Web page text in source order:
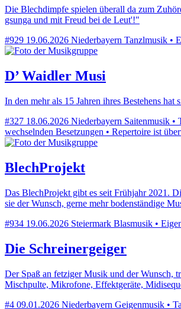
Die Blechdimpfe spielen überall da zum
gsunga und mit Freud bei de Leut'!"
#929 19.06.2026 Niederbayern Tanzlmusik •
D’ Waidler Musi
In den mehr als 15 Jahren ihres Bestehens
#327 18.06.2026 Niederbayern Saitenmusik •
wechselnden Besetzungen • Repertoire ist
BlechProjekt
Das BlechProjekt gibt es seit Frühjahr 2021.
sie der Wunsch, gerne mehr bodenständige
#934 19.06.2026 Steiermark Blasmusik •
Die Schreinergeiger
Der Spaß an fetziger Musik und der Wunsch,
Mischpulte, Mikrofone, Effektgeräte,
#4 09.01.2026 Niederbayern Geigenmusik •